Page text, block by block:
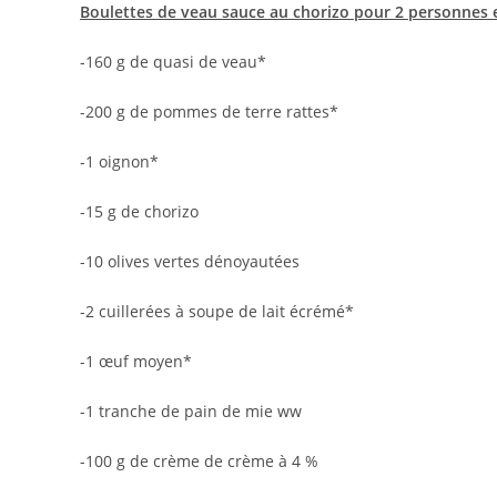
Boulettes de veau sauce au chorizo pour 2 personnes
-160 g de quasi de veau*
-200 g de pommes de terre rattes*
-1 oignon*
-15 g de chorizo
-10 olives vertes dénoyautées
-2 cuillerées à soupe de lait écrémé*
-1 œuf moyen*
-1 tranche de pain de mie ww
-100 g de crème de crème à 4 %